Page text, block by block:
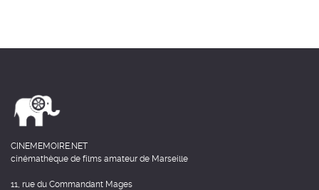
CINEMEMOIRE.NET
cinémathèque de films amateur de Marseille
11, rue du Commandant Mages